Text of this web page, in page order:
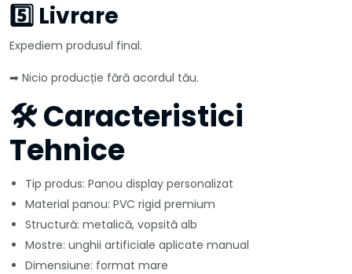
5️⃣ Livrare
Expediem produsul final.
➡ Nicio producție fără acordul tău.
🛠️ Caracteristici
Tehnice
Tip produs: Panou display personalizat
Material panou: PVC rigid premium
Structură: metalică, vopsită alb
Mostre: unghii artificiale aplicate manual
Dimensiune: format mare